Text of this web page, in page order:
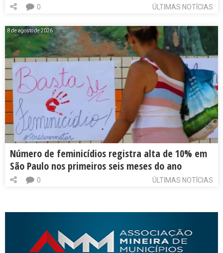
ÚLTIMAS NOTÍCIAS
0
8 de agosto de 2026
Número de feminicídios registra alta de 10% em
São Paulo nos primeiros seis meses do ano
ÚLTIMAS NOTÍCIAS
0